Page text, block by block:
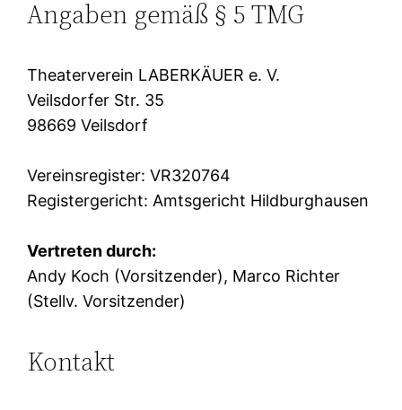
Angaben gemäß § 5 TMG
Theaterverein LABERKÄUER e. V.
Veilsdorfer Str. 35
98669 Veilsdorf
Vereinsregister: VR320764
Registergericht: Amtsgericht Hildburghausen
Vertreten durch:
Andy Koch (Vorsitzender), Marco Richter
(Stellv. Vorsitzender)
Kontakt